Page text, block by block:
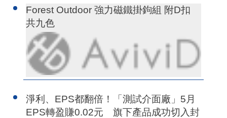
Forest Outdoor 強力磁鐵掛鉤組 附D扣
共九色
淨利、EPS都翻倍！「測試介面廠」5月
EPS轉盈賺0.02元 旗下產品成功切入封